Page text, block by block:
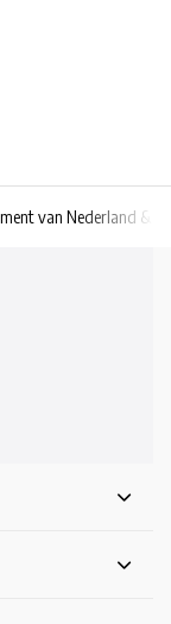
van Nederland &